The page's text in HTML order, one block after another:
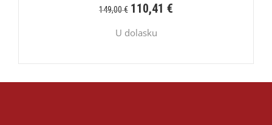
149,00€ 110,41 €
U dolasku